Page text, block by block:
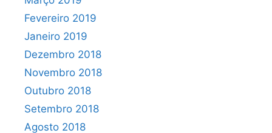
Fevereiro 2019
Janeiro 2019
Dezembro 2018
Novembro 2018
Outubro 2018
Setembro 2018
Agosto 2018